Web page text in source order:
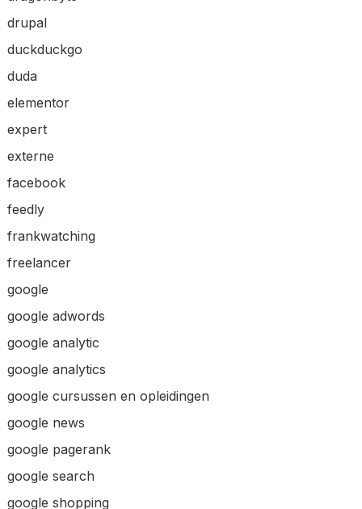
drupal
duckduckgo
duda
elementor
expert
externe
facebook
feedly
frankwatching
freelancer
google
google adwords
google analytic
google analytics
google cursussen en opleidingen
google news
google pagerank
google search
google shopping